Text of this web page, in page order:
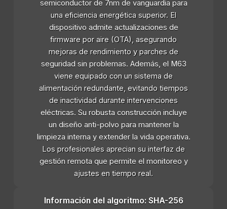
semiconductor de 7nm de vanguardia para
una eficiencia energética superior. El
dispositivo admite actualizaciones de
firmware por aire (OTA), asegurando
mejoras de rendimiento y parches de
seguridad sin problemas. Además, el M63
viene equipado con un sistema de
alimentación redundante, evitando tiempos
de inactividad durante intervenciones
eléctricas. Su robusta construcción incluye
un diseño anti-polvo para mantener la
limpieza interna y extender la vida operativa.
Los profesionales aprecian su interfaz de
gestión remota que permite el monitoreo y
ajustes en tiempo real.
Información del algoritmo: SHA-256